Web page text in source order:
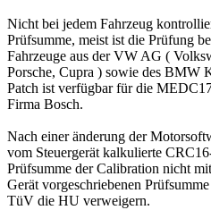
Nicht bei jedem Fahrzeug
Prüfsumme, meist ist die Prüfung
Fahrzeuge aus der VW AG (
Porsche, Cupra ) sowie des BMW
Patch ist verfügbar für die
Firma Bosch.
Nach einer änderung der
vom Steuergerät kalkulierte
Prüfsumme der Calibration nicht
Gerät vorgeschriebenen
TüV die HU verweigern.